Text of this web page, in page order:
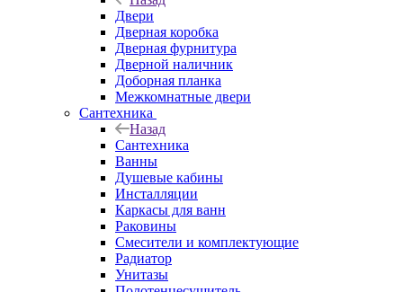
Двери
Дверная коробка
Дверная фурнитура
Дверной наличник
Доборная планка
Межкомнатные двери
Сантехника
Назад
Сантехника
Ванны
Душевые кабины
Инсталляции
Каркасы для ванн
Раковины
Смесители и комплектующие
Радиатор
Унитазы